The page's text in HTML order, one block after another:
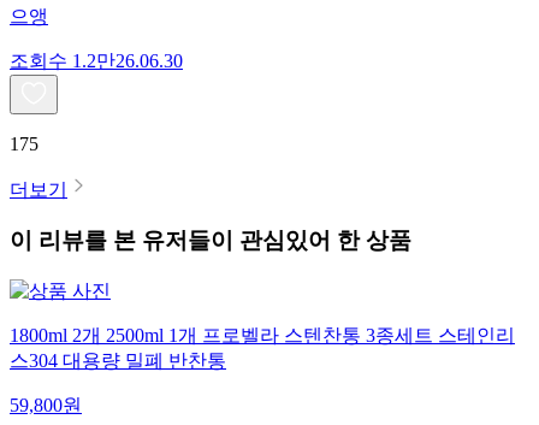
으앵
조회수 1.2만26.06.30
175
더보기
이 리뷰를 본 유저들이 관심있어 한 상품
1800ml 2개 2500ml 1개 프로벨라 스텐찬통 3종세트 스테인리
스304 대용량 밀폐 반찬통
59,800원